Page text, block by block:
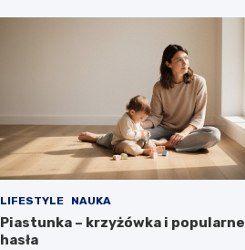
LIFESTYLE NAUKA
Piastunka – krzyżówka i popularne
hasła